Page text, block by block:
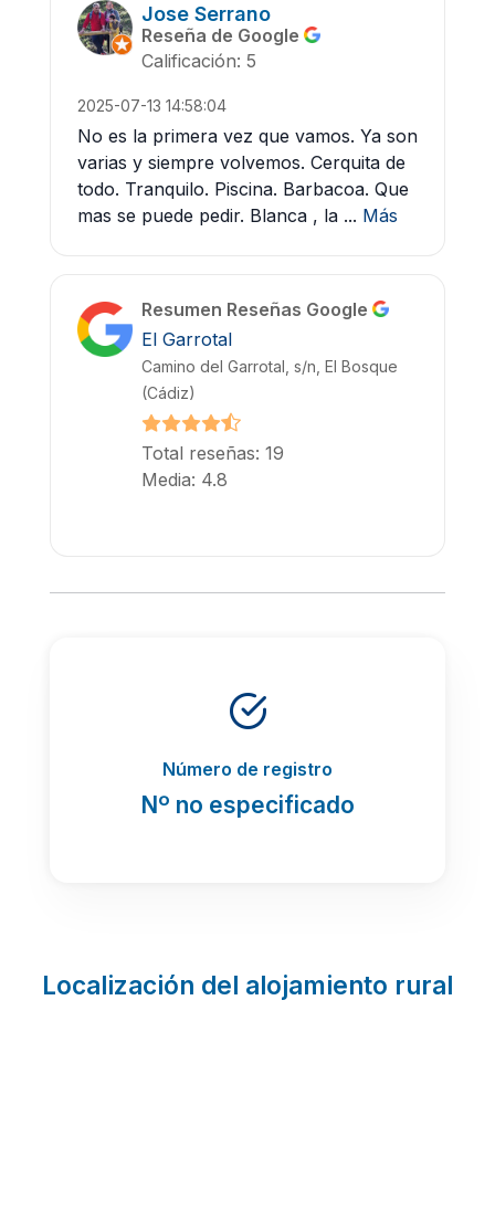
Jose Serrano
Reseña de Google
Calificación: 5
2025-07-13 14:58:04
No es la primera vez que vamos. Ya son
varias y siempre volvemos. Cerquita de
todo. Tranquilo. Piscina. Barbacoa. Que
mas se puede pedir. Blanca , la ... Más
Resumen Reseñas Google
El Garrotal
Camino del Garrotal, s/n, El Bosque
(Cádiz)
Total reseñas: 19
Media: 4.8
Número de registro
Nº no especificado
Localización del alojamiento rural